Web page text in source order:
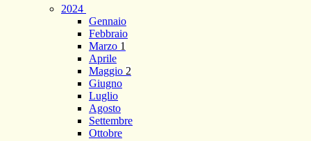
2024
Gennaio
Febbraio
Marzo 1
Aprile
Maggio 2
Giugno
Luglio
Agosto
Settembre
Ottobre